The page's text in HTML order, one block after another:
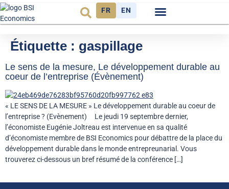
FR EN
Étiquette : gaspillage
Le sens de la mesure, Le développement durable au
coeur de l’entreprise (Évènement)
« LE SENS DE LA MESURE » Le développement durable au coeur de
l’entreprise ? (Evènement) Le jeudi 19 septembre dernier,
l’économiste Eugénie Joltreau est intervenue en sa qualité
d’économiste membre de BSI Economics pour débattre de la place du
développement durable dans le monde entrepreunarial. Vous
trouverez ci-dessous un bref résumé de la conférence […]